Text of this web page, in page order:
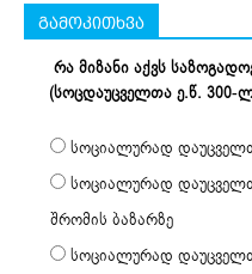
გამოკითხვა
რა მიზანი აქვს
(სოცდაუცველთა ე.წ. 300-
სოციალურად
სოციალურად
შრომის ბაზარზე
სოციალურად